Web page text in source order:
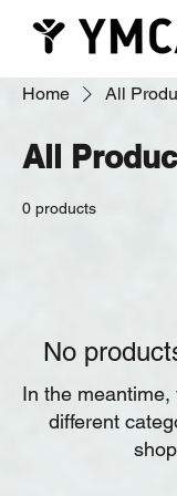
Home All
All
0 products
No
In the
different